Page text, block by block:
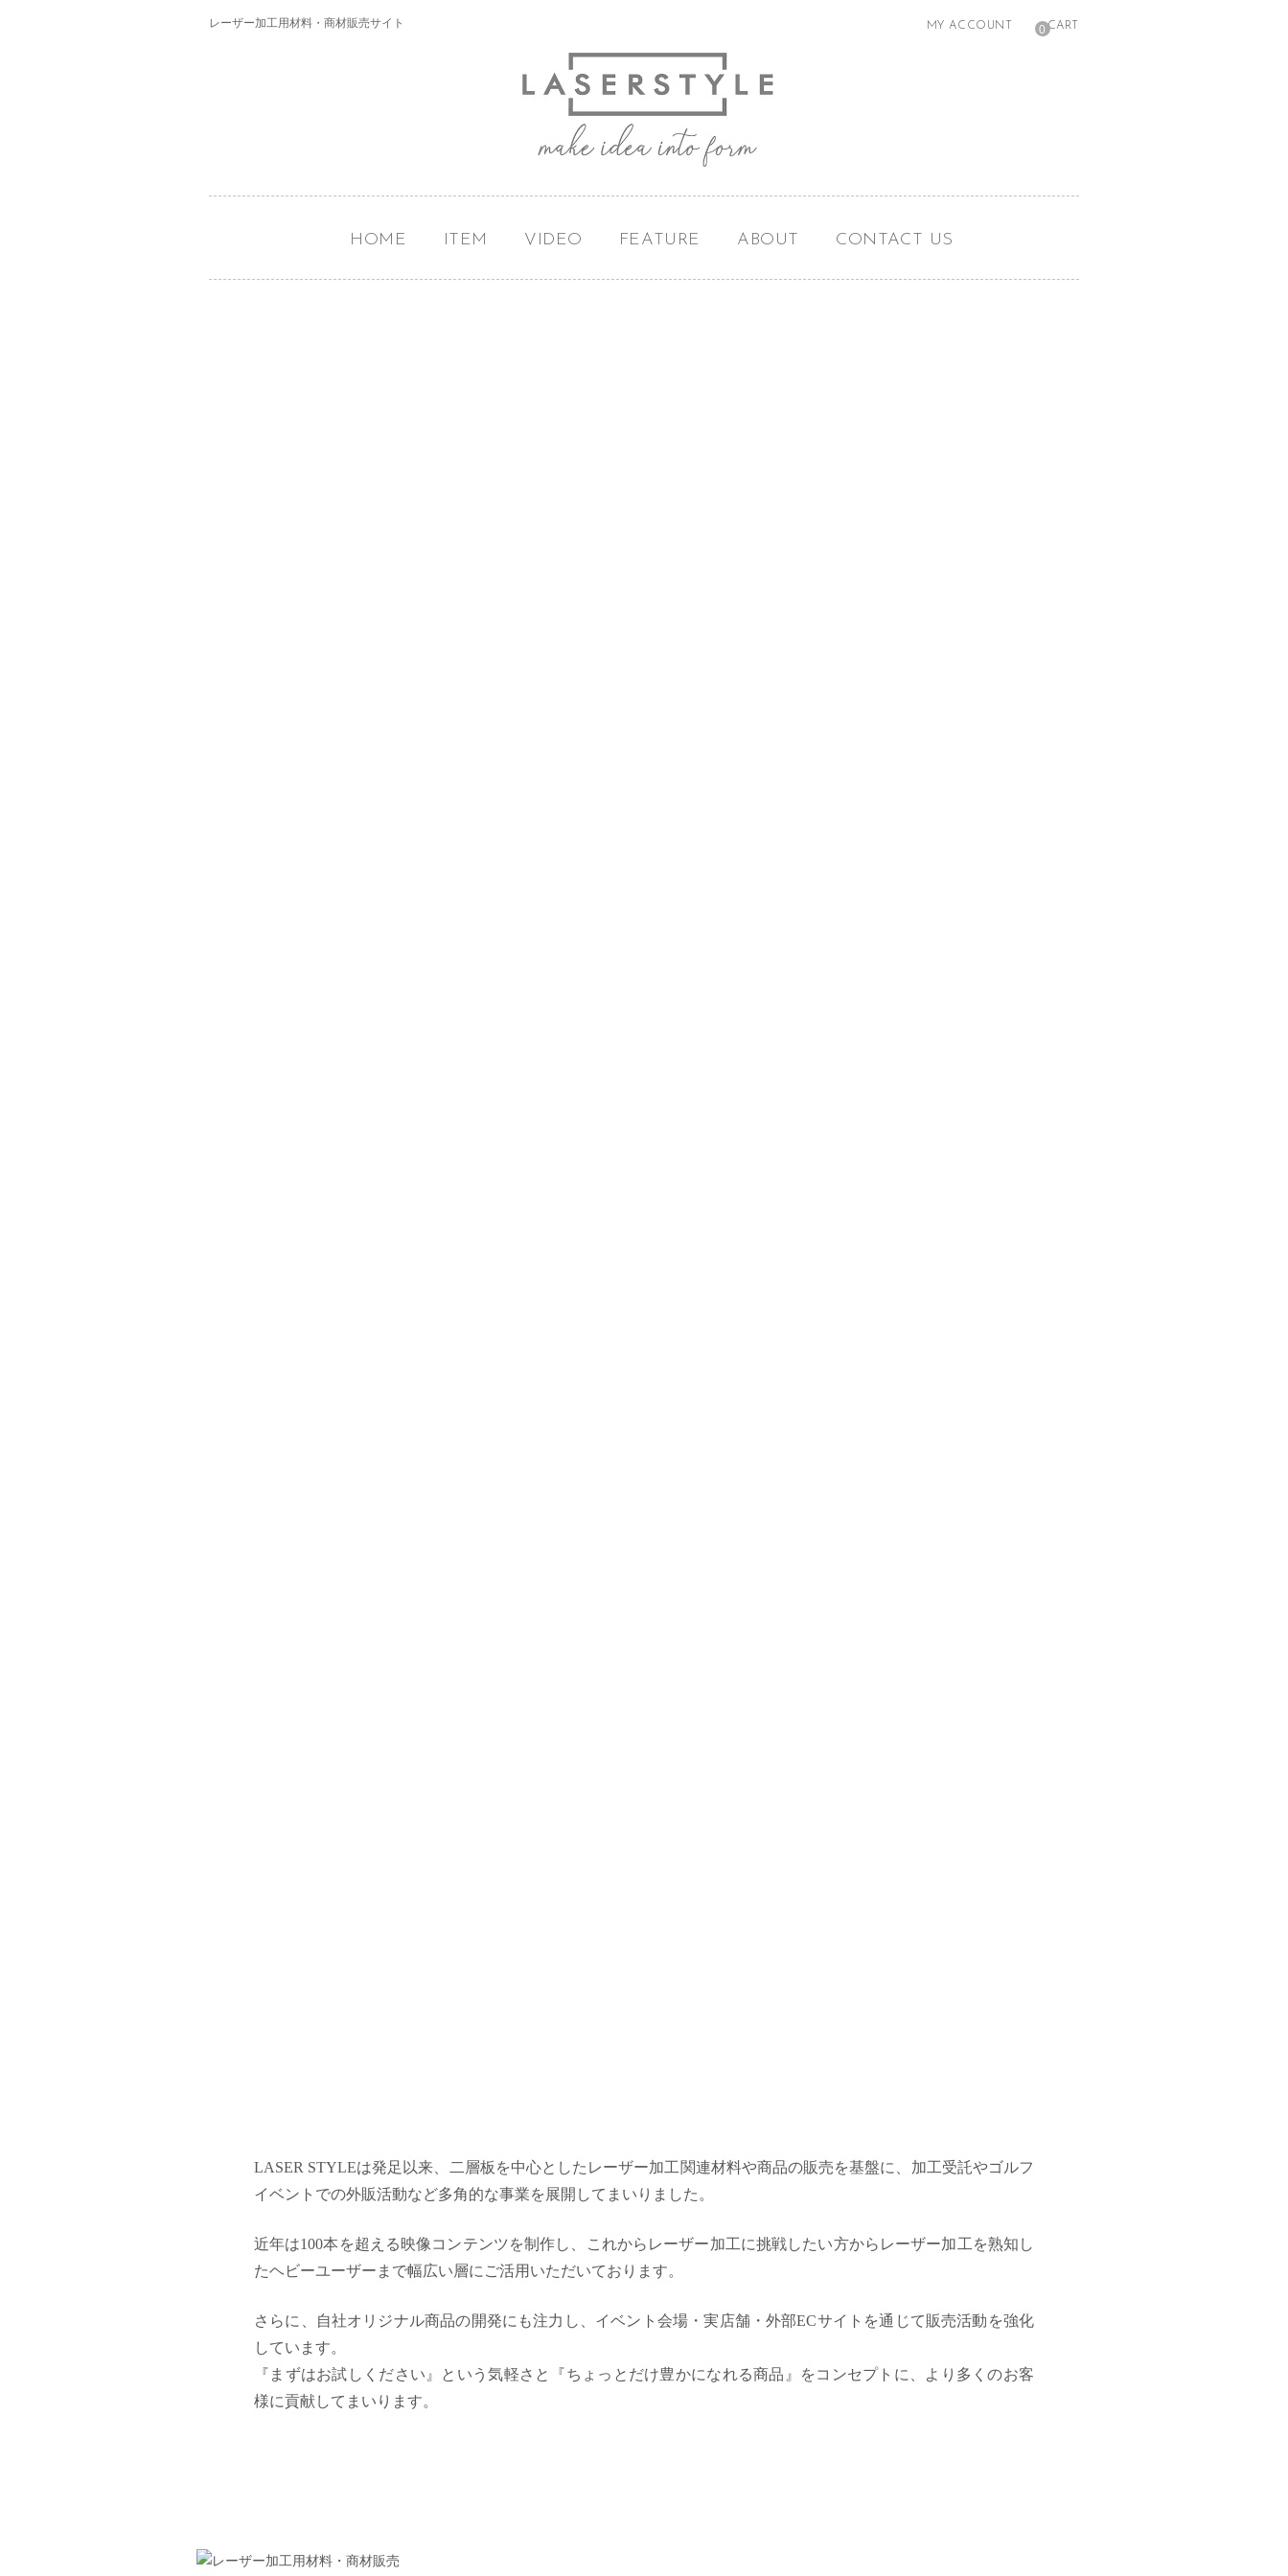
レーザー加工用材料・商材販売サイト MY ACCOUNT 0 CART
HOME ITEM VIDEO FEATURE ABOUT CONTACT US
LASER STYLEは発足以来、二層板を中心としたレーザー加工関連材料や商品の販売を基盤に、加工受託やゴルフ
イベントでの外販活動など多角的な事業を展開してまいりました。
近年は100本を超える映像コンテンツを制作し、これからレーザー加工に挑戦したい方からレーザー加工を熟知し
たヘビーユーザーまで幅広い層にご活用いただいております。
さらに、自社オリジナル商品の開発にも注力し、イベント会場・実店舗・外部ECサイトを通じて販売活動を強化
しています。
『まずはお試しください』という気軽さと『ちょっとだけ豊かになれる商品』をコンセプトに、より多くのお客
様に貢献してまいります。